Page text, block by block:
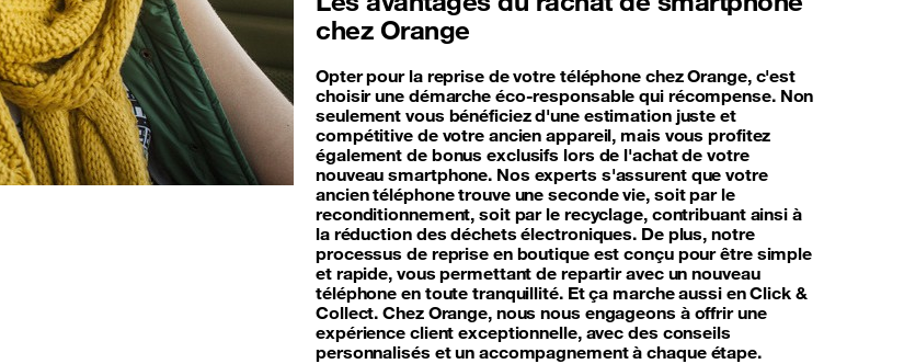
chez Orange
Opter pour la reprise de votre téléphone chez Orange, c'est
choisir une démarche éco-responsable qui récompense. Non
seulement vous bénéficiez d'une estimation juste et
compétitive de votre ancien appareil, mais vous profitez
également de bonus exclusifs lors de l'achat de votre
nouveau smartphone. Nos experts s'assurent que votre
ancien téléphone trouve une seconde vie, soit par le
reconditionnement, soit par le recyclage, contribuant ainsi à
la réduction des déchets électroniques. De plus, notre
processus de reprise en boutique est conçu pour être simple
et rapide, vous permettant de repartir avec un nouveau
téléphone en toute tranquillité. Et ça marche aussi en Click &
Collect. Chez Orange, nous nous engageons à offrir une
expérience client exceptionnelle, avec des conseils
personnalisés et un accompagnement à chaque étape.